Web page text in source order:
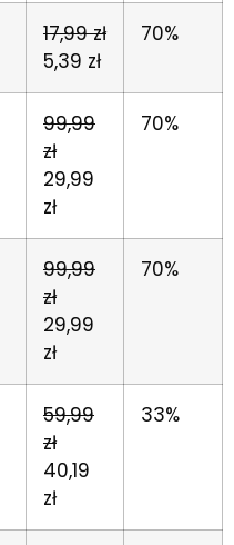
17,99 zł
5,39 zł
70%
99,99
zł
29,99
zł
70%
99,99
zł
29,99
zł
70%
59,99
zł
40,19
zł
33%